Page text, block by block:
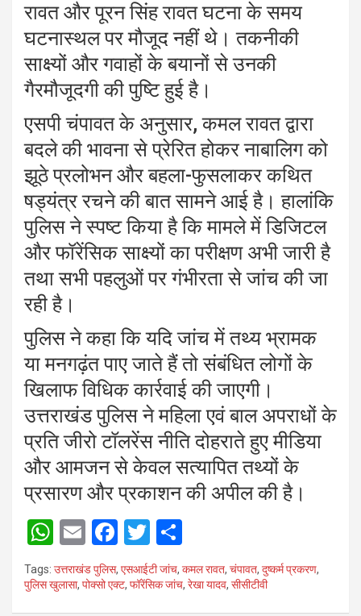
रावत और पूरन सिंह रावत घटना के समय
घटनास्थल पर मौजूद नहीं थे। तकनीकी
साक्ष्यों और गवाहों के बयानों से उनकी
गैरमौजूदगी की पुष्टि हुई है।
एसपी चंपावत के अनुसार, कमल रावत द्वारा
बदले की भावना से प्रेरित होकर नाबालिग को
झूठे प्रलोभन और बहला-फुसलाकर कथित
षड्यंत्र रचने की बात सामने आई है। हालांकि
पुलिस ने स्पष्ट किया है कि मामले में डिजिटल
और फॉरेंसिक साक्ष्यों का परीक्षण अभी जारी है
तथा सभी पहलुओं पर गंभीरता से जांच की जा
रही है।
पुलिस ने कहा कि यदि जांच में तथ्य भ्रामक
या मनगढ़ंत पाए जाते हैं तो संबंधित लोगों के
खिलाफ विधिक कार्रवाई की जाएगी।
उत्तराखंड पुलिस ने महिला एवं बाल अपराधों के
प्रति जीरो टॉलरेंस नीति दोहराते हुए मीडिया
और आमजन से केवल सत्यापित तथ्यों के
प्रसारण और प्रकाशन की अपील की है।
W
h
at
s
E
m
ail
F
a
ce
b
T
wi
tt
er
h
ar
e
Tags: उत्तराखंड पुलिस, एसआईटी जांच, कमल रावत, चंपावत, दुष्कर्म प्रकरण,
पुलिस खुलासा, पोक्सो एक्ट, फॉरेंसिक जांच, रेखा यादव, सीसीटीवी